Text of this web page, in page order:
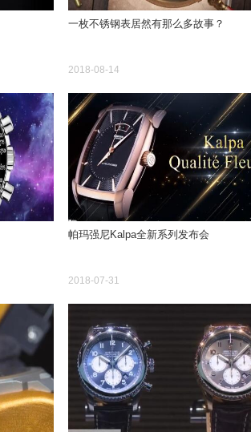
一枚不锈钢表居然有那么多故事？
2018-08-14
帕玛强尼Kalpa全新系列发布会
2018-07-31